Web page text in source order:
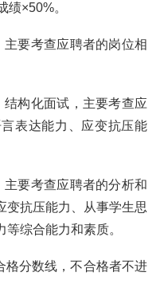
绩×50%。
主要考查应聘者的岗位相
结构化面试，主要考查应
表达能力、应变抗压能
主要考查应聘者的分析和
变抗压能力、从事学生思
综合能力和素质。
格分数线，不合格者不进